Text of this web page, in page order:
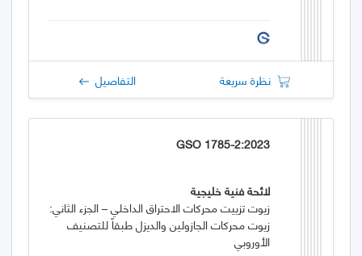
نظرة سريعة التفاصيل
GSO 1785-2:2023
لائحة فنية خليجية
زيوت تزييت محركات الاحتراق الداخلي – الجزء الثاني:
زيوت محركات الجازولين والديزل طبقاً للتصنيف
الأوروبي